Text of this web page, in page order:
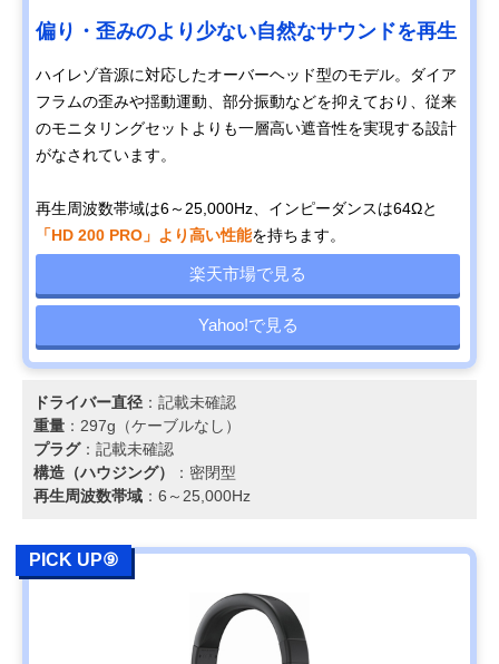
偏り・歪みのより少ない自然なサウンドを再生
ハイレゾ音源に対応したオーバーヘッド型のモデル。ダイア
フラムの歪みや揺動運動、部分振動などを抑えており、従来
のモニタリングセットよりも一層高い遮音性を実現する設計
がなされています。
再生周波数帯域は6～25,000Hz、インピーダンスは64Ωと
「HD 200 PRO」より高い性能を持ちます。
楽天市場で見る
Yahoo!で見る
ドライバー直径 ：記載未確認
重量 ：297g（ケーブルなし）
プラグ：記載未確認
構造（ハウジング）
：密閉型
再生周波数帯域 ：6～25,000Hz
PICK UP⑨